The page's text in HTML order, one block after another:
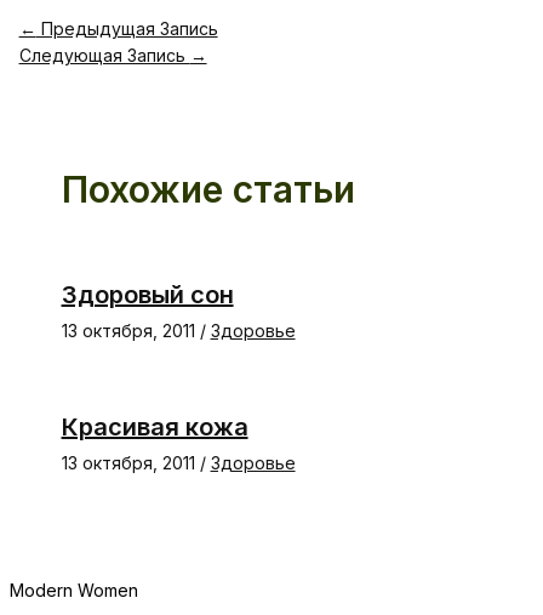
← Предыдущая Запись
Следующая Запись →
Похожие статьи
Здоровый сон
13 октября, 2011 / Здоровье
Красивая кожа
13 октября, 2011 / Здоровье
Modern Women